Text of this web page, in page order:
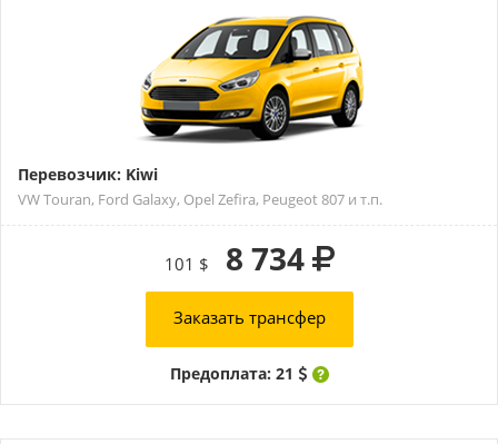
Перевозчик: Kiwi
VW Touran, Ford Galaxy, Opel Zefira, Peugeot 807 и т.п.
101 $ 8 734
Заказать трансфер
Предоплата: 21